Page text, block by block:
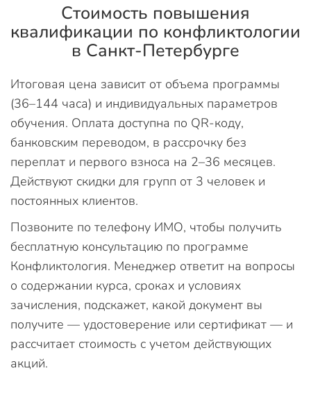
Стоимость повышения
квалификации по конфликтологии
в Санкт-Петербурге
Итоговая цена зависит от объема программы
(36–144 часа) и индивидуальных параметров
обучения. Оплата доступна по QR-коду,
банковским переводом, в рассрочку без
переплат и первого взноса на 2–36 месяцев.
Действуют скидки для групп от 3 человек и
постоянных клиентов.
Позвоните по телефону ИМО, чтобы получить
бесплатную консультацию по программе
Конфликтология. Менеджер ответит на вопросы
о содержании курса, сроках и условиях
зачисления, подскажет, какой документ вы
получите — удостоверение или сертификат — и
рассчитает стоимость с учетом действующих
акций.